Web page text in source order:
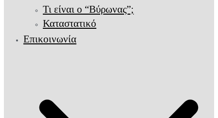
Τι είναι ο “Βύρωνας”;
Καταστατικό
Επικοινωνία